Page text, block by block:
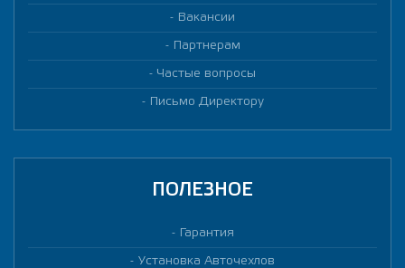
Вакансии
Партнерам
Частые вопросы
Письмо Директору
ПОЛЕЗНОЕ
Гарантия
Установка Авточехлов